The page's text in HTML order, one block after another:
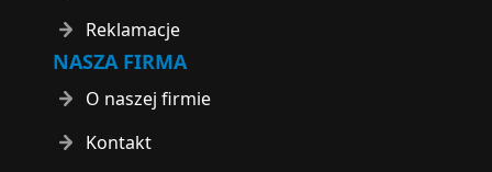
Reklamacje
NASZA FIRMA
O naszej firmie
Kontakt